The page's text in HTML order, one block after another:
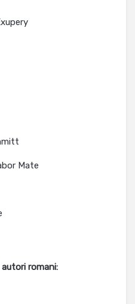
Mate
romani: